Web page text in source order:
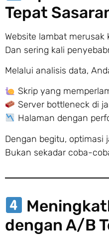
Tepat
Website lambat merusak
Dan sering kali
Melalui analisis data,
Skrip yang
Server bottleneck di
Halaman dengan
Dengan begitu, optimasi
Bukan sekadar coba-
dengan A/B